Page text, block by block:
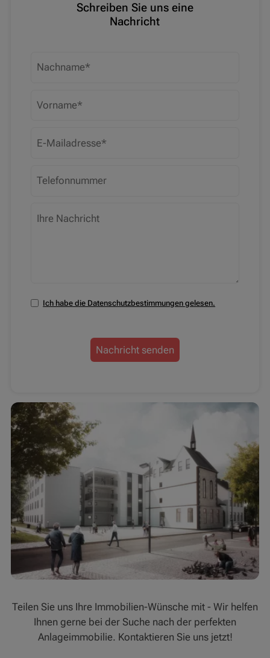
Schreiben Sie uns eine
Nachricht
Ich habe die Datenschutzbestimmungen gelesen.
Nachricht senden
Teilen Sie uns Ihre Immobilien-Wünsche mit - Wir helfen
Ihnen gerne bei der Suche nach der perfekten
Anlageimmobilie. Kontaktieren Sie uns jetzt!